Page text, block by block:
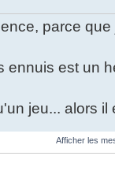
parce
ennuis est un
jeu... alors
Afficher les